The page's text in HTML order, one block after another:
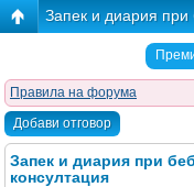
Запек и диария при
Правила на форума
Добави отговор
Запек и диария при
консултация